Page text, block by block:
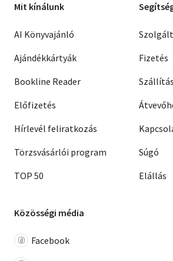
Mit kínálunk
AI Könyvajánló
Ajándékkártyák
Bookline Reader
Előfizetés
Hírlevél feliratkozás
Törzsvásárlói program
TOP 50
Fizetés
Szállítás
Súgó
Elállás
Közösségi média
Facebook